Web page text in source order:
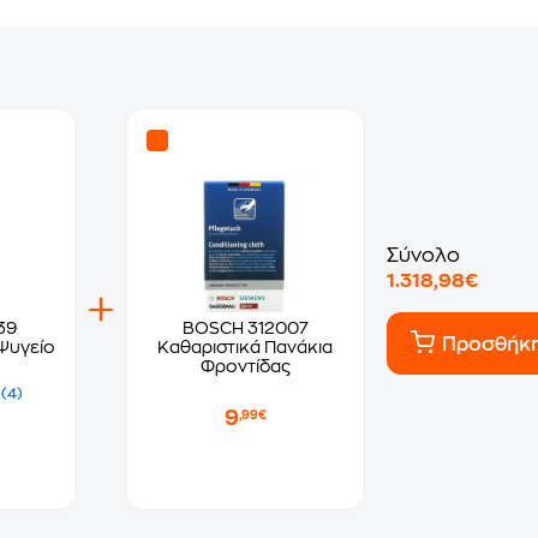
(4)
BOSCH 312007
Καθαριστικά Πανάκια
Φροντίδας
9,99€
Σύνολο
1.318,98€